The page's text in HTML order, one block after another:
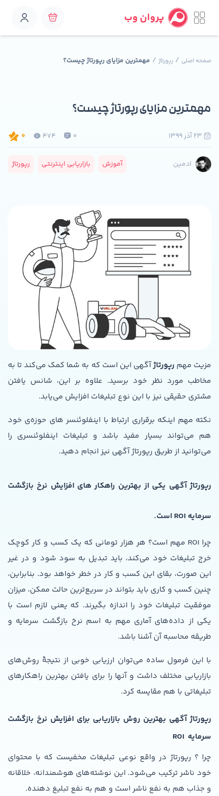
پروان وب
صفحه اصلی / رپورتاژ / مهمترین مزایای رپورتاژ چیست؟
0
474
0
مهمترین مزایای رپورتاژ چیست؟
ادمین آموزش بازاریابی اینترنتی رپورتاژ
مزیت مهم رپورتاژآگهی این است که به شما کمک می‌کند تا به
مخاطب مورد نظر خود برسید. علاوه بر این، شانس یافتن
مشتری حقیقی نیز با این نوع تبلیغات افزایش می‌یابد.
نکته مهم اینکه برقراری ارتباط با اینفلوئنسر های حوزه‌ی خود
هم می‌تواند بسیار مفید باشد و تبلیغات اینفلوئنسری را
می‌توانید از طریق رپورتاژ آگهی نیز انجام دهید.
رپورتاژ آگهی یکی از بهترین راهکار های افزایش نرخ بازگشت
سرمایه است.
چرا ROI مهم است؟ هر هزار تومانی که یک کسب و کار کوچک
خرج تبلیغات خود می‌کند، باید تبدیل به سود شود و در غیر
این صورت، بقای این کسب و کار در خطر خواهد بود. بنابراین،
چنین کسب و کاری باید بتواند در سریع‌ترین حالت ممکن، میزان
موفقیت تبلیغات خود را اندازه بگیرند. که یعنی لازم است با
یکی از داده‌های آماری مهم به اسم نرخ بازگشت سرمایه و
طریقه محاسبه آن آشنا باشد.
با این فرمول ساده می‌توان ارزیابی خوبی از نتیجۀ روش‌های
بازاریابی مختلف داشت و آنها را برای یافتن بهترین راهکارهای
تبلیغاتی با هم مقایسه کرد.
رپورتاژ آگهی بهترین روش بازاریابی برای افزایش نرخ بازگشت
سرمایه
چرا ؟ رپورتاژ در واقع نوعی تبلیغات مخفیست که با محتوای
خود ناشر ترکیب می‌شود. این نوشته‌های هوشمندانه، خلاقانه
و جذاب هم به نفع ناشر است و هم به نفع تبلیغ دهنده.